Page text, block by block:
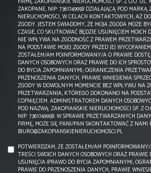
ZAKOPANE, NIP: 7361749958 DZIAŁAJĄCĄ POD MARKĄ
NIERUCHOMOŚCI, W CELACH KONTAKTOWYCH, AŻ
ZGODY. JESTEM ŚWIADOMY, ŻE MOJA ZGODA MOŻE
CZASIE, CO SKUTKOWAĆ BĘDZIE USUNIĘCIEM MOICH
NIE WPŁYWA NA ZGODNOŚĆ Z PRAWEM
NA PODSTAWIE MOJEJ ZGODY PRZED JEJ
ZOSTAŁEM/AM POINFORMOWANY/A O PRAWIE
DANYCH OSOBOWYCH ORAZ PRAWIE DO ICH
DO BYCIA ZAPOMNIANYM), OGRANICZENIA
PRZENOSZENIA DANYCH, PRAWIE WNIESIENIA
ZGODY W DOWOLNYM MOMENCIE BEZ WPŁYWU NA
PRZETWARZANIA, KTÓREGO DOKONANO NA
COFNIĘCIEM. ADMINISTRATOREM DANYCH
POD NAZWĄ: ZAKOPIAŃSKIE NIERUCHOMOŚCI SP. Z
NIP: 7361749958. W SPRAWIE PRZETWARZANYCH
FIRMĘ, MOŻE SIĘ PANI/PAN SKONTAKTOWAĆ Z NAMI
BIURO@ZAKOPIANSKIENIERUCHOMOSCI.PL
POTWIERDZAM, ŻE ZOSTAŁEM/AM
TREŚCI SWOICH DANYCH OSOBOWYCH ORAZ PRAWIE
USUNIĘCIA (PRAWO DO BYCIA ZAPOMNIANYM),
PRAWIE DO PRZENOSZENIA DANYCH, PRAWIE